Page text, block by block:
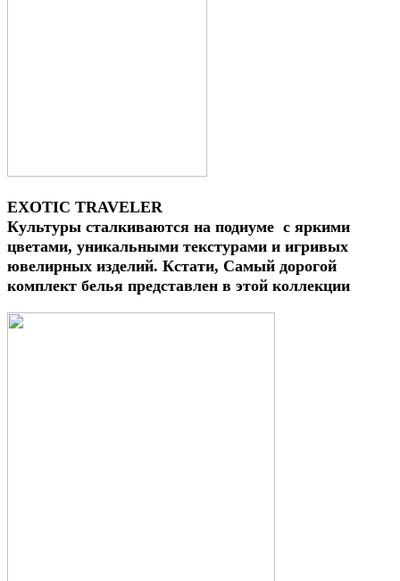
EXOTIC TRAVELER
Культуры сталкиваются на подиуме с яркими
цветами, уникальными текстурами и игривых
ювелирных изделий. Кстати, Самый дорогой
комплект белья представлен в этой коллекции